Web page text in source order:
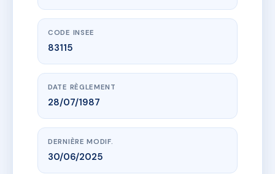
CODE INSEE
83115
DATE RÈGLEMENT
28/07/1987
DERNIÈRE MODIF.
30/06/2025